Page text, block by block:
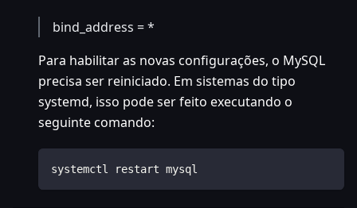
bind_address = *
Para habilitar as novas configurações, o MySQL
precisa ser reiniciado. Em sistemas do tipo
systemd, isso pode ser feito executando o
seguinte comando:
systemctl restart mysql